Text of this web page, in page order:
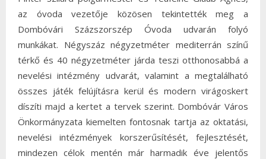
az óvoda vezetője közösen tekintették meg a
Dombóvári Százszorszép Óvoda udvarán folyó
munkákat. Négyszáz négyzetméter mediterrán színű
térkő és 40 négyzetméter járda teszi otthonosabbá a
nevelési intézmény udvarát, valamint a megtalálható
összes játék felújításra kerül és modern virágoskert
díszíti majd a kertet a tervek szerint. Dombóvár Város
Önkormányzata kiemelten fontosnak tartja az oktatási,
nevelési intézmények korszerűsítését, fejlesztését,
mindezen célok mentén már harmadik éve jelentős